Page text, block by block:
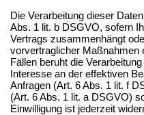
Die Verarbeitung dieser
Abs. 1 lit. b DSGVO, sofern
Vertrags zusammenhängt
vorvertraglicher Maßnahmen
Fällen beruht die
Interesse an der effektiven
Anfragen (Art. 6 Abs. 1 lit. f
(Art. 6 Abs. 1 lit. a DSGVO)
Einwilligung ist jederzeit